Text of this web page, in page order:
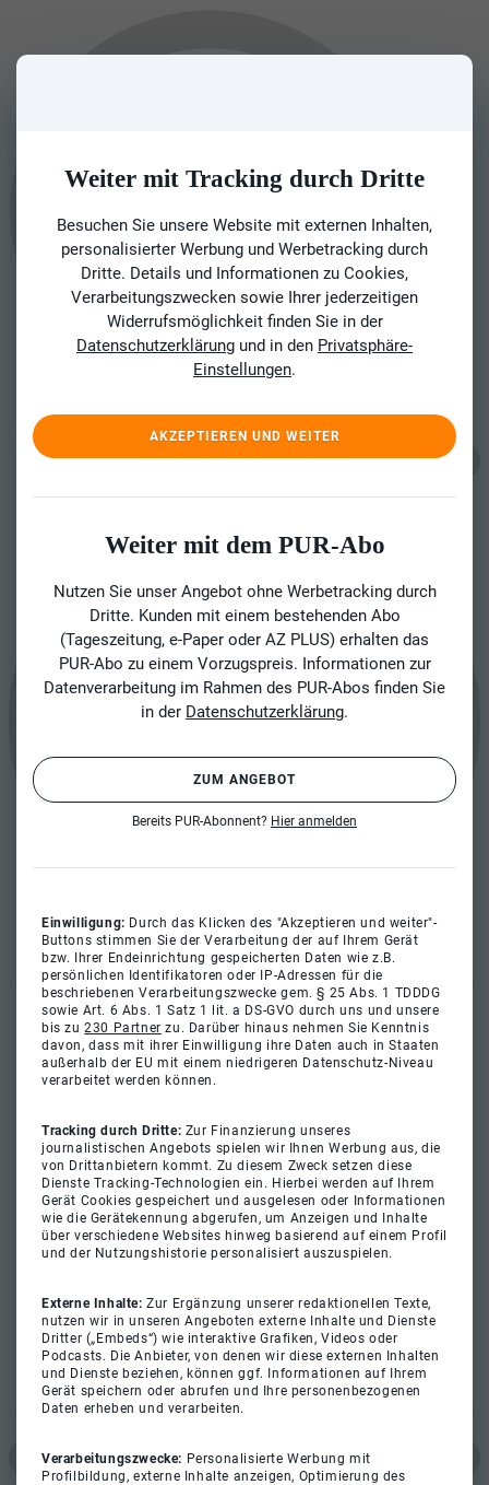
Weiter mit Tracking durch Dritte
Besuchen Sie unsere Website mit externen Inhalten,
personalisierter Werbung und Werbetracking durch
Dritte. Details und Informationen zu Cookies,
Verarbeitungszwecken sowie Ihrer jederzeitigen
Widerrufsmöglichkeit finden Sie in der
Datenschutzerklärung und in den Privatsphäre-
Einstellungen.
AKZEPTIEREN UND WEITER
Weiter mit dem PUR-Abo
Nutzen Sie unser Angebot ohne Werbetracking durch
Dritte. Kunden mit einem bestehenden Abo
(Tageszeitung, e-Paper oder AZ PLUS) erhalten das
PUR-Abo zu einem Vorzugspreis. Informationen zur
Datenverarbeitung im Rahmen des PUR-Abos finden Sie
in der Datenschutzerklärung.
ZUM ANGEBOT
Bereits PUR-Abonnent? Hier anmelden
Einwilligung: Durch das Klicken des "Akzeptieren und weiter"-
Buttons stimmen Sie der Verarbeitung der auf Ihrem Gerät
bzw. Ihrer Endeinrichtung gespeicherten Daten wie z.B.
persönlichen Identifikatoren oder IP-Adressen für die
beschriebenen Verarbeitungszwecke gem. § 25 Abs. 1 TDDDG
sowie Art. 6 Abs. 1 Satz 1 lit. a DS-GVO durch uns und unsere
bis zu230 Partner zu. Darüber hinaus nehmen Sie Kenntnis
davon, dass mit ihrer Einwilligung ihre Daten auch in Staaten
außerhalb der EU mit einem niedrigeren Datenschutz-Niveau
verarbeitet werden können.
Tracking durch Dritte: Zur Finanzierung unseres
journalistischen Angebots spielen wir Ihnen Werbung aus, die
von Drittanbietern kommt. Zu diesem Zweck setzen diese
Dienste Tracking-Technologien ein. Hierbei werden auf Ihrem
Gerät Cookies gespeichert und ausgelesen oder Informationen
wie die Gerätekennung abgerufen, um Anzeigen und Inhalte
über verschiedene Websites hinweg basierend auf einem Profil
und der Nutzungshistorie personalisiert auszuspielen.
Externe Inhalte:Zur Ergänzung unserer redaktionellen Texte,
nutzen wir in unseren Angeboten externe Inhalte und Dienste
Dritter („Embeds“) wie interaktive Grafiken, Videos oder
Podcasts. Die Anbieter, von denen wir diese externen Inhalten
und Dienste beziehen, können ggf. Informationen auf Ihrem
Gerät speichern oder abrufen und Ihre personenbezogenen
Daten erheben und verarbeiten.
Verarbeitungszwecke: Personalisierte Werbung mit
Profilbildung, externe Inhalte anzeigen, Optimierung des